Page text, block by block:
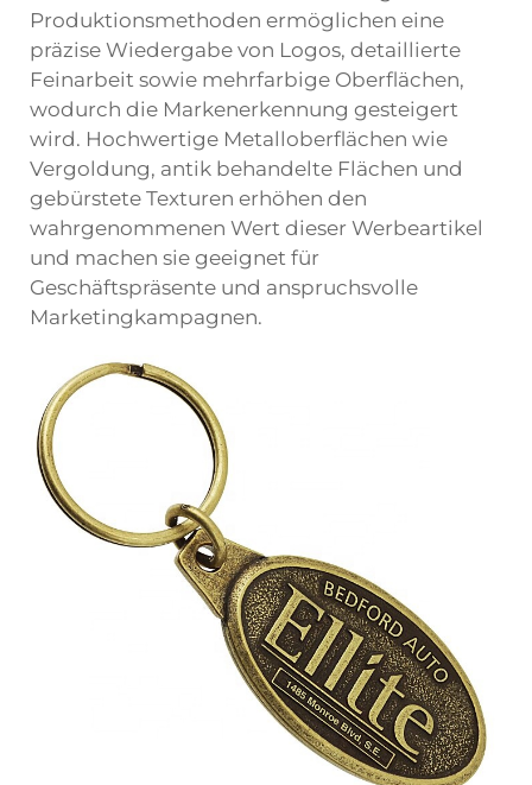
Produktionsmethoden ermöglichen eine
präzise Wiedergabe von Logos, detaillierte
Feinarbeit sowie mehrfarbige Oberflächen,
wodurch die Markenerkennung gesteigert
wird. Hochwertige Metalloberflächen wie
Vergoldung, antik behandelte Flächen und
gebürstete Texturen erhöhen den
wahrgenommenen Wert dieser Werbeartikel
und machen sie geeignet für
Geschäftspräsente und anspruchsvolle
Marketingkampagnen.